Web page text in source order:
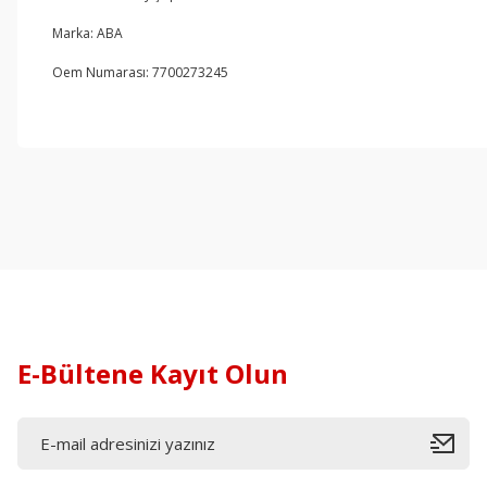
Marka: ABA
Oem Numarası: 7700273245
E-Bültene Kayıt Olun